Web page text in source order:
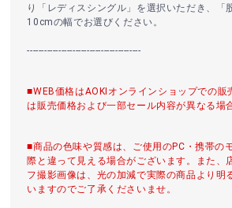
り「レディスシングル」を選択いただき、「
10cmの幅でお選びください。
----------------------------------------
■WEB価格はAOKIオンラインショップでの販
は販売価格および一部セール内容が異なる場
■商品の色味や質感は、ご使用のPC・携帯の
際と違って見える場合がございます。また、
フ撮影画像は、光の加減で実際の商品より明
いますのでご了承くださいませ。